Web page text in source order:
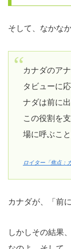
そして、なかな
カナダのア
タビューに
ナダは前に
この役割を
場に呼ぶこ
ロイター「焦点：
カナダが、「前
しかしその結果